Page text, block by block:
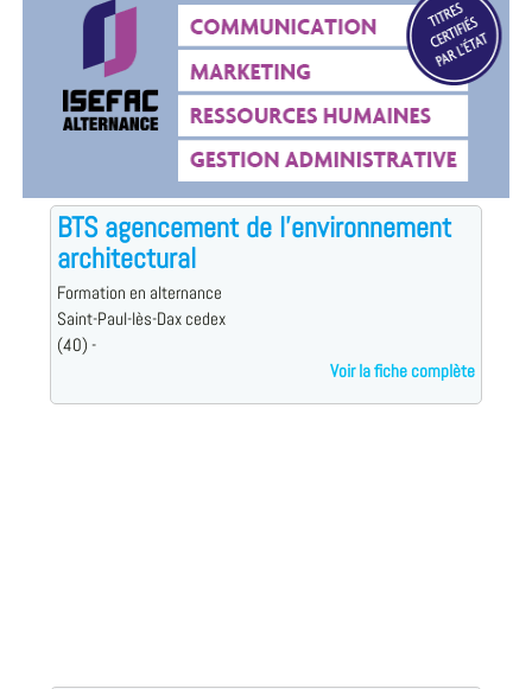
BTS agencement de l'environnement
architectural
Formation en alternance
Saint-Paul-lès-Dax cedex
(40) -
Voir la fiche complète